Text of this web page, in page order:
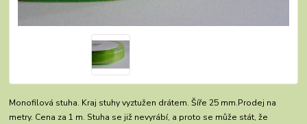
Monofilová stuha. Kraj stuhy vyztužen drátem. Šíře 25 mm.Prodej na
metry. Cena za 1 m. Stuha se již nevyrábí, a proto se může stát, že